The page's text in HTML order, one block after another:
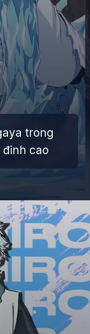
trong
cao
toshiro